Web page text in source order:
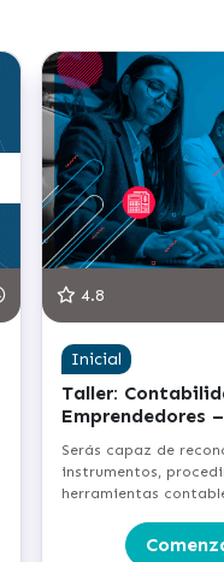
4.8
Inicial
Taller:
Emprendedores
Serás capaz de
instrumentos,
herramientas